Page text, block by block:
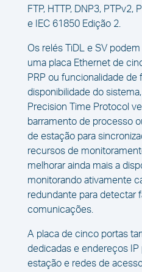
FTP, HTTP, DNP3, PTPv2,
e IEC 61850 Edição 2.
Os relés TiDL e SV
uma placa Ethernet de
PRP ou funcionalidade de
disponibilidade do
Precision Time Protocol
barramento de processo
de estação para
recursos de
melhorar ainda mais a
monitorando ativamente
redundante para detectar
comunicações.
A placa de cinco portas
dedicadas e endereços IP
estação e redes de